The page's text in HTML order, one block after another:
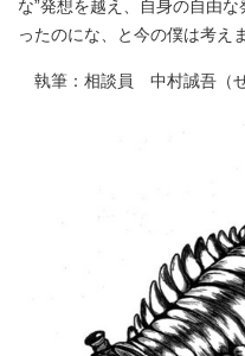
な”発想を越え、自身の自由
ったのにな、と今の僕は考え
執筆：相談員 中村誠吾（せ